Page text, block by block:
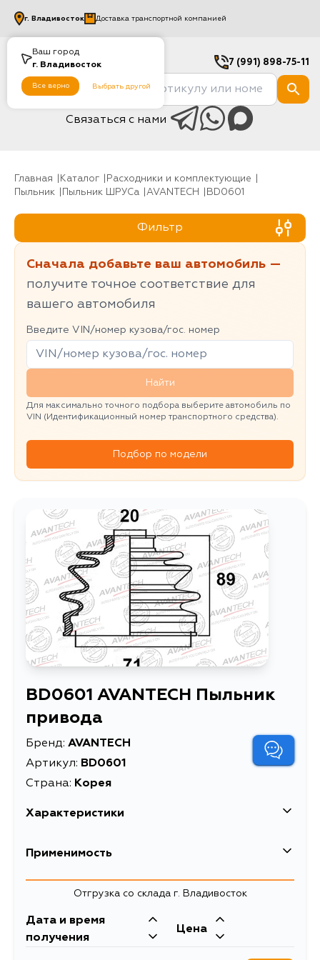
Ваш город
г. Владивосток
Все верно Выбрать другой
г. Владивосток Доставка транспортной компанией
7 (991) 898-75-11
Связаться с нами
Главная Каталог
Расходники и комплектующие
Пыльник
Пыльник ШРУСа AVANTECH BD0601
Фильтр
Сначала добавьте ваш автомобиль —
получите точное соответствие для
вашего автомобиля
Введите VIN/номер кузова/гос. номер
Найти
Для максимально точного подбора выберите автомобиль по
VIN (Идентификационный номер транспортного средства).
Подбор по модели
BD0601 AVANTECH Пыльник
привода
Бренд: AVANTECH
Артикул: BD0601
Страна: Корея
Характеристики
EAN-13
Длина упаковки, мм
Масса, кг 0.212
Применимость
HondaОтгрузка со склада г. Владивосток
Дата и время
получения
Цена